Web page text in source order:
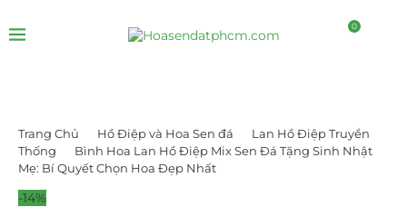
0
Trang Chủ Hồ Điệp và Hoa Sen đá
Lan Hồ Điệp Truyền
Thống
Bình Hoa Lan Hồ Điệp Mix Sen Đá Tặng Sinh Nhật
Mẹ: Bí Quyết Chọn Hoa Đẹp Nhất
-14%